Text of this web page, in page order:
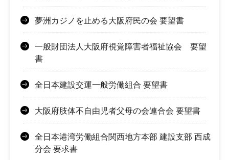
夢洲カジノを止める大阪府民の会 要望書
一般財団法人大阪府視覚障害者福祉協会 要望
書
全日本建設交運一般労働組合 要望書
大阪府肢体不自由児者父母の会連合会 要望書
全日本港湾労働組合関西地方本部 建設支部 西成
分会 要求書